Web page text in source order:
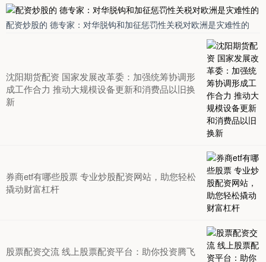
配资炒股的 德专家：对华脱钩和加征惩罚性关税对欧洲是灾难性的
沈阳期货配资 国家发展改革委：加强统筹协调形
成工作合力 推动大规模设备更新和消费品以旧换
新
券商etf有哪些股票 专业炒股配资网站，助您轻松
撬动财富杠杆
股票配资交流 线上股票配资平台：助你投资腾飞